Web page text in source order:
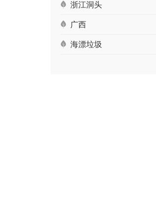
浙江洞头
广西
海漂垃圾